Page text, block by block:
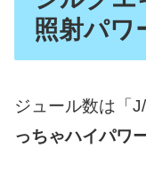
照射パワ
ジュール数は「
っちゃハイパワ